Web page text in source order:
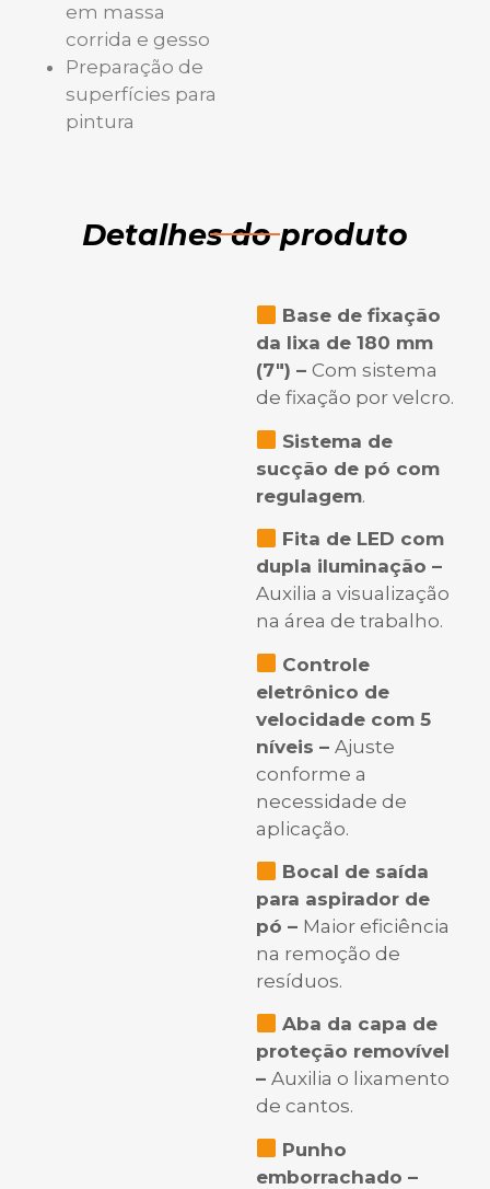
em massa
corrida e gesso
Preparação de
superfícies para
pintura
Detalhes do produto
Base de fixação
da lixa de 180 mm
(7″) – Com sistema
de fixação por velcro.
Sistema de
sucção de pó com
regulagem.
Fita de LED com
dupla iluminação –
Auxilia a visualização
na área de trabalho.
Controle
eletrônico de
velocidade com 5
níveis – Ajuste
conforme a
necessidade de
aplicação.
Bocal de saída
para aspirador de
pó – Maior eficiência
na remoção de
resíduos.
Aba da capa de
proteção removível
– Auxilia o lixamento
de cantos.
Punho
emborrachado –